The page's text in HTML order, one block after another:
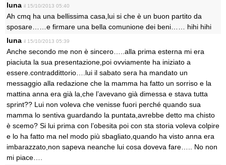
luna il 15/10/2013 05:40
Ah cmq ha una bellissima casa,lui si che è un buon partito da
sposare……e firmare una bella comunione dei beni…… hihi hihi
luna il 15/10/2013 05:39
Anche secondo me non è sincero…..alla prima esterna mi era
piaciuta la sua presentazione,poi ovviamente ha iniziato a
essere.contraddittorio….lui il sabato sera ha mandato un
messaggio alla redazione che la mamma ha fatto un sorriso e la
mattina anna era già la,che l’avevano già dimessa e stava tutta
sprint?? Lui non voleva che venisse fuori perché quando sua
mamma lo sentiva guardando la puntata,avrebbe detto ma chisto
è scemo? Si lui prima con l’obesita poi con sta storia voleva colpire
e lo ha fatto ma nel modo più sbagliato,quando ha visto anna era
imbarazzato,non sapeva neanche lui cosa doveva fare….. No non
mi piace….